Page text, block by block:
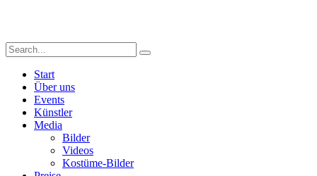
Start
Über uns
Events
Künstler
Media
Bilder
Videos
Kostüme-Bilder